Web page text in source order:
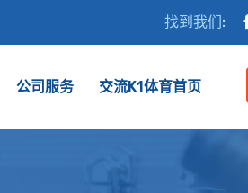
找到我们:
公司服务 交流K1体育首页